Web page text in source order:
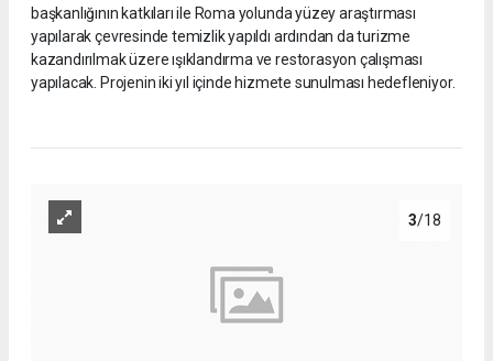
başkanlığının katkıları ile Roma yolunda yüzey araştırması
yapılarak çevresinde temizlik yapıldı ardından da turizme
kazandırılmak üzere ışıklandırma ve restorasyon çalışması
yapılacak. Projenin iki yıl içinde hizmete sunulması hedefleniyor.
3/18